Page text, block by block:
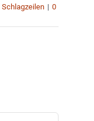
Schlagzeilen | 0